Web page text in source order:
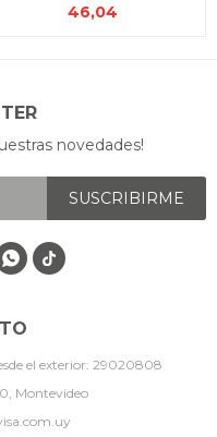
46,04
el exterior: 29020808
Montevideo
novedades!
SUSCRIBIRME
